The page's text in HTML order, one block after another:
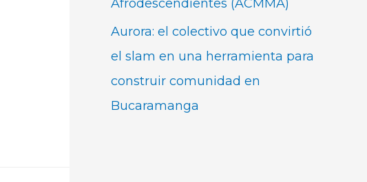
Afrodescendientes (ACMMA)
Aurora: el colectivo que convirtió
el slam en una herramienta para
construir comunidad en
Bucaramanga